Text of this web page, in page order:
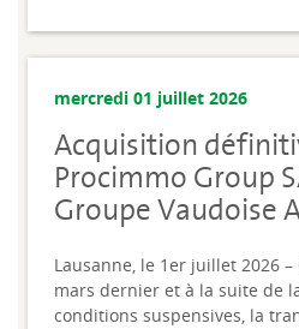
mercredi 01 juillet 2026
Acquisition
Procimmo Group
Groupe Vaudoise
Lausanne, le 1er juillet 2026
mars dernier et à la suite de
conditions suspensives, la